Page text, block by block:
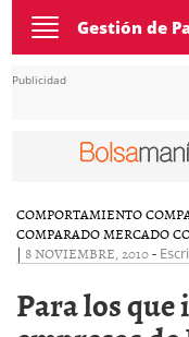
Toggle
navigation
Gestión de
Publicidad
COMPORTAMIENTO
COMPARADO MERCADO
| 8 NOVIEMBRE, 2010-
Para los